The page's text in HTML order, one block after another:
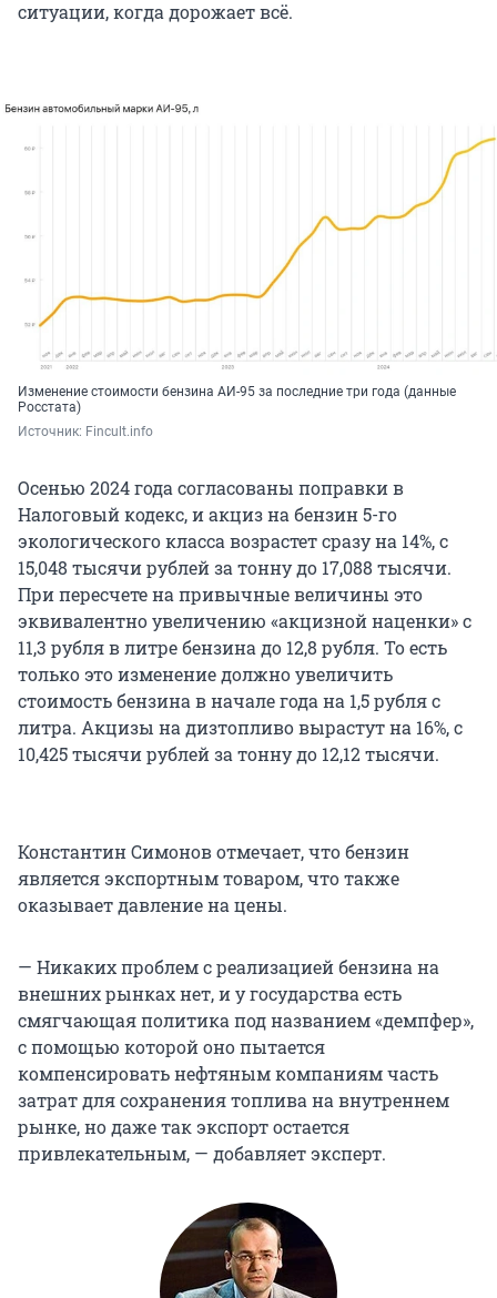
ситуации, когда дорожает всё.
Изменение стоимости бензина АИ-95 за последние три года (данные
Росстата)
Источник: Fincult.info
Осенью 2024 года согласованы поправки в
Налоговый кодекс, и акциз на бензин 5-го
экологического класса возрастет сразу на 14%, с
15,048 тысячи рублей за тонну до 17,088 тысячи.
При пересчете на привычные величины это
эквивалентно увеличению «акцизной наценки» с
11,3 рубля в литре бензина до 12,8 рубля. То есть
только это изменение должно увеличить
стоимость бензина в начале года на 1,5 рубля с
литра. Акцизы на дизтопливо вырастут на 16%, с
10,425 тысячи рублей за тонну до 12,12 тысячи.
Константин Симонов отмечает, что бензин
является экспортным товаром, что также
оказывает давление на цены.
— Никаких проблем с реализацией бензина на
внешних рынках нет, и у государства есть
смягчающая политика под названием «демпфер»,
с помощью которой оно пытается
компенсировать нефтяным компаниям часть
затрат для сохранения топлива на внутреннем
рынке, но даже так экспорт остается
привлекательным, — добавляет эксперт.